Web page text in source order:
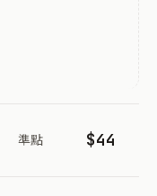
準點 $44